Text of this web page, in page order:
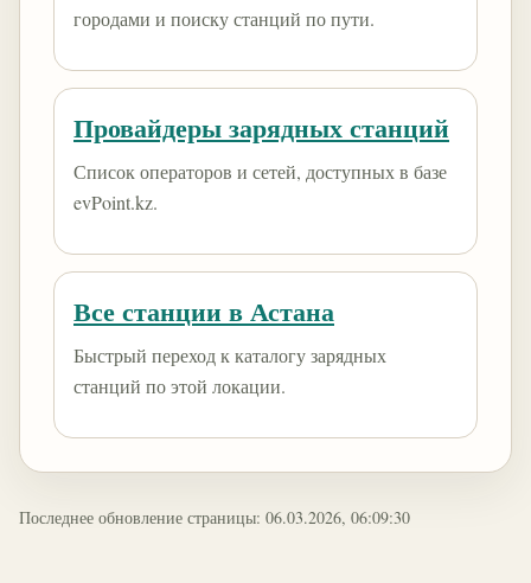
городами и поиску станций по пути.
Провайдеры зарядных станций
Список операторов и сетей, доступных в базе
evPoint.kz.
Все станции в Астана
Быстрый переход к каталогу зарядных
станций по этой локации.
Последнее обновление страницы: 06.03.2026, 06:09:30